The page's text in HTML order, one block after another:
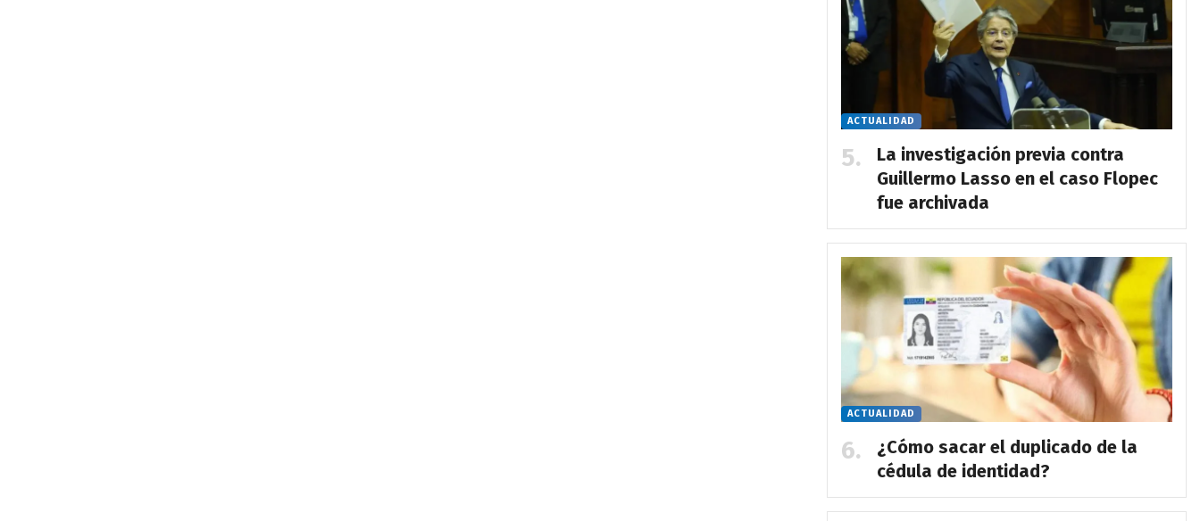
ACTUALIDAD
La investigación previa contra
Guillermo Lasso en el caso Flopec
fue archivada
ACTUALIDAD
¿Cómo sacar el duplicado de la
cédula de identidad?